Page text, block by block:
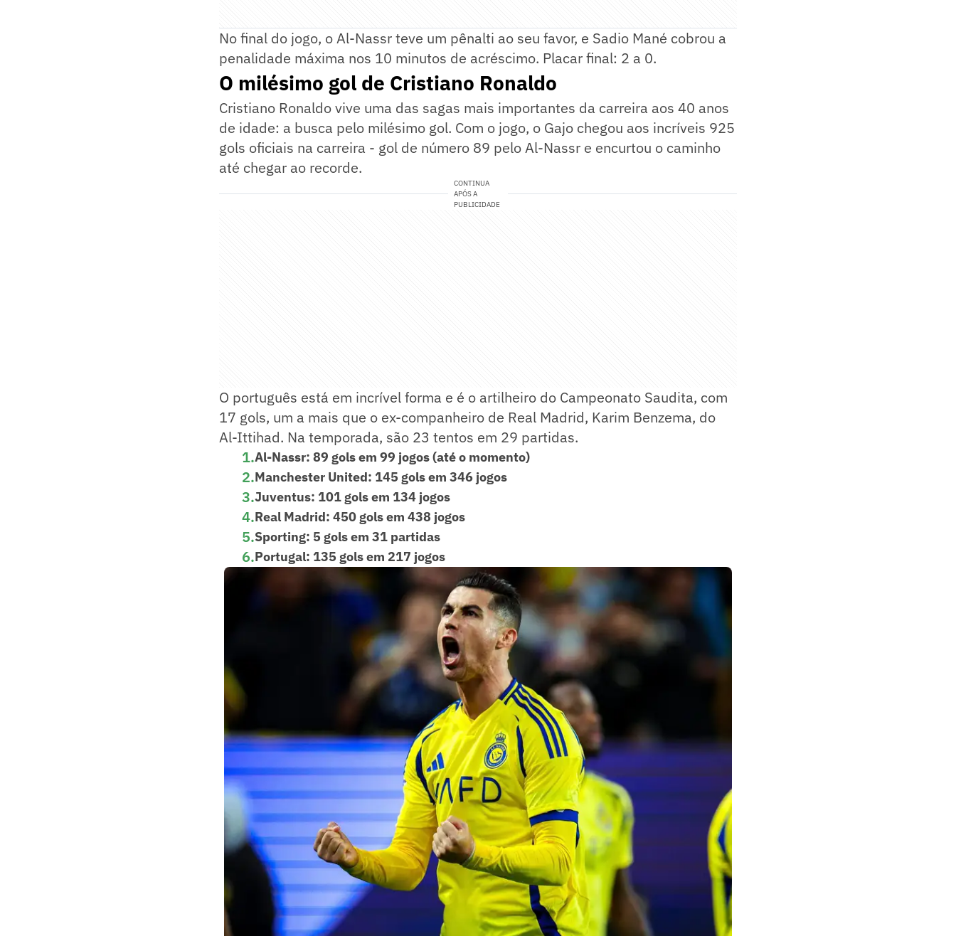
No final do jogo, o Al-Nassr teve um pênalti ao seu favor, e Sadio Mané cobrou a
penalidade máxima nos 10 minutos de acréscimo. Placar final: 2 a 0.
O milésimo gol de Cristiano Ronaldo
Cristiano Ronaldo vive uma das sagas mais importantes da carreira aos 40 anos
de idade: a busca pelo milésimo gol. Com o jogo, o Gajo chegou aos incríveis 925
gols oficiais na carreira - gol de número 89 pelo Al-Nassr e encurtou o caminho
até chegar ao recorde.
CONTINUA
APÓS A
PUBLICIDADE
O português está em incrível forma e é o artilheiro do Campeonato Saudita, com
17 gols, um a mais que o ex-companheiro de Real Madrid, Karim Benzema, do
Al-Ittihad. Na temporada, são 23 tentos em 29 partidas.
1.Al-Nassr: 89 gols em 99 jogos (até o momento)
2.Manchester United: 145 gols em 346 jogos
3.Juventus: 101 gols em 134 jogos
4.Real Madrid: 450 gols em 438 jogos
5.Sporting: 5 gols em 31 partidas
6.Portugal: 135 gols em 217 jogos